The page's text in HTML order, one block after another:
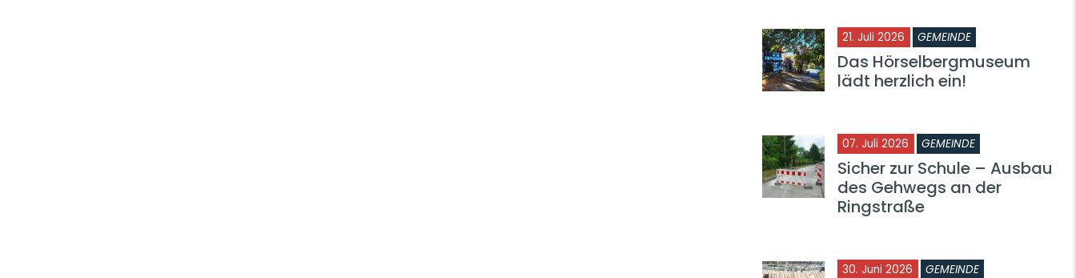
21. Juli 2026 GEMEINDE
Das Hörselbergmuseum
lädt herzlich ein!
07. Juli 2026 GEMEINDE
Sicher zur Schule – Ausbau
des Gehwegs an der
Ringstraße
30. Juni 2026 GEMEINDE